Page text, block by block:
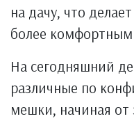
на дачу, что
более
На сегодняшний
различные по
мешки, начиная от